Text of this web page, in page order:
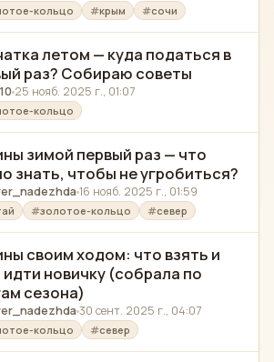
кольцо крым сочи
летом — куда податься в
раз? Собираю советы
25 нояб. 2025 г., 01:07
кольцо
зимой первый раз — что
знать, чтобы не угробиться?
16 нояб. 2025 г., 01:59
золотое-кольцо север
своим ходом: что взять и
идти новичку (собрала по
сезона)
30 сент. 2025 г., 04:07
кольцо север